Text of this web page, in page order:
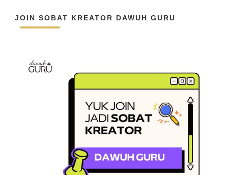
JOIN SOBAT KREATOR DAWUH GURU